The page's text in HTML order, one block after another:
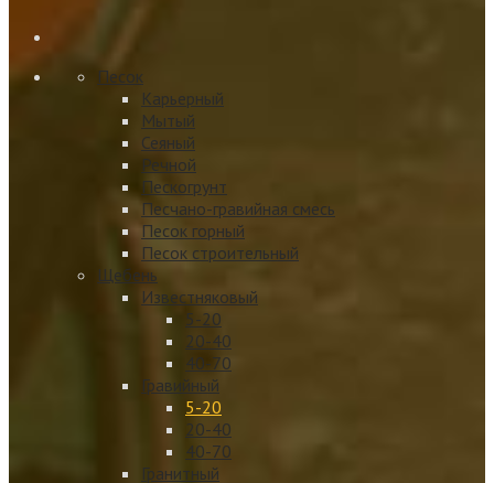
Песок
Карьерный
Мытый
Сеяный
Речной
Пескогрунт
Песчано-гравийная смесь
Песок горный
Песок строительный
Щебень
Известняковый
5-20
20-40
40-70
Гравийный
5-20
20-40
40-70
Гранитный